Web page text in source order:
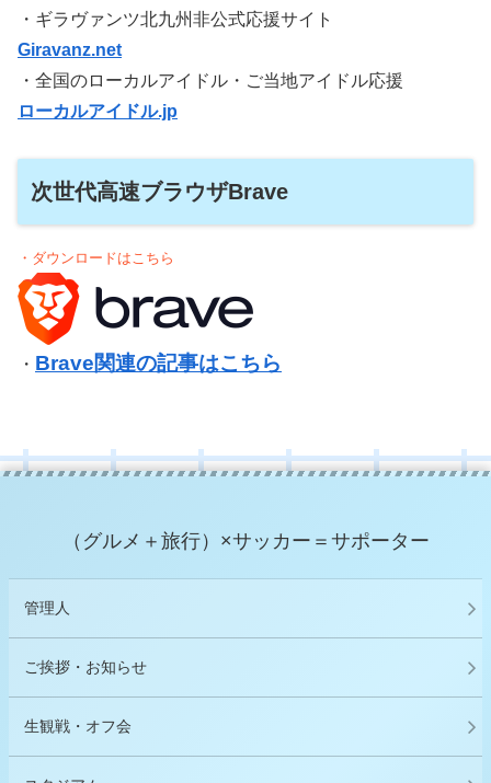
・ギラヴァンツ北九州非公式応援サイト
Giravanz.net
・全国のローカルアイドル・ご当地アイドル応援
ローカルアイドル.jp
次世代高速ブラウザBrave
・ダウンロードはこちら
・ Brave関連の記事はこちら
（グルメ＋旅行）×サッカー＝サポーター
管理人
ご挨拶・お知らせ
生観戦・オフ会